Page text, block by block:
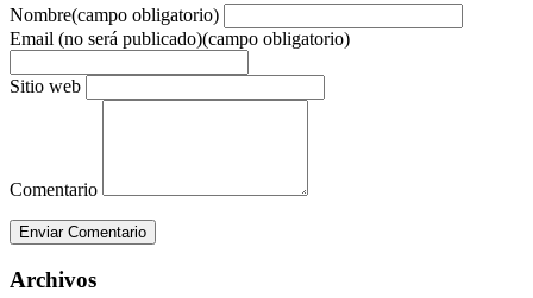
Nombre(campo obligatorio)
Email (no será publicado)(campo obligatorio)
Sitio web
Comentario
Enviar Comentario
Archivos